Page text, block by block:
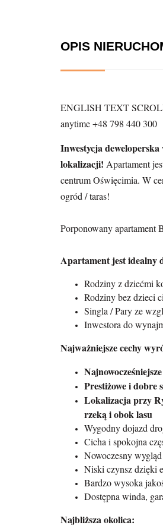
OPIS
ENGLISH TEXT
anytime +48 798 440 300
Inwestycja
lokalizacji! Apartament
centrum Oświęcimia. W
ogród / taras!
Porponowany apartament
Apartament jest idealny
Rodziny z dziećmi
Rodziny bez dzieci
Singla / Pary ze
Inwestora do
Najważniejsze cechy
Prestiżowe i dobre
Lokalizacja przy
rzeką i obok lasu
Wygodny dojazd
Cicha i spokojna
Nowoczesny
Niski czynsz dzięki
Bardzo wysoka
Dostępna winda,
Najbliższa okolica: